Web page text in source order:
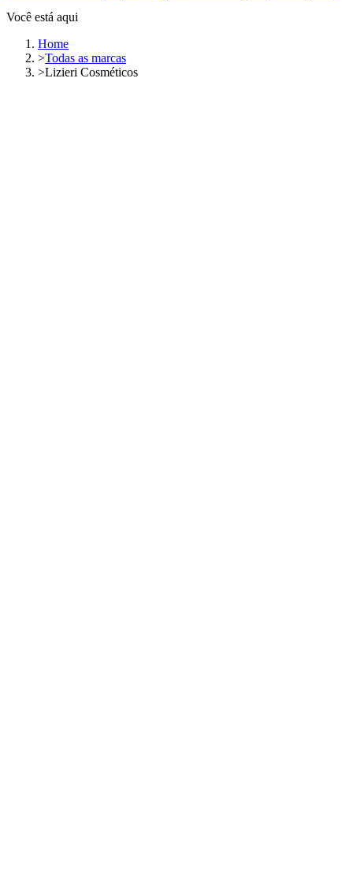
Você está aqui
Home
>Todas as marcas
>Lizieri Cosméticos